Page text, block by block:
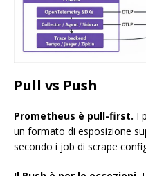
Pull vs Push
Prometheus è pull-first. I
un formato di esposizione
secondo i job di scrape